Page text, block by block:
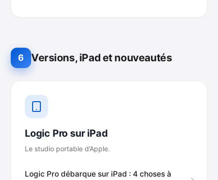
6 Versions, iPad et nouveautés
Logic Pro sur iPad
Le studio portable d’Apple.
Logic Pro débarque sur iPad : 4 choses à